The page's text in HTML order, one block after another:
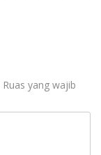
Ruas yang wajib